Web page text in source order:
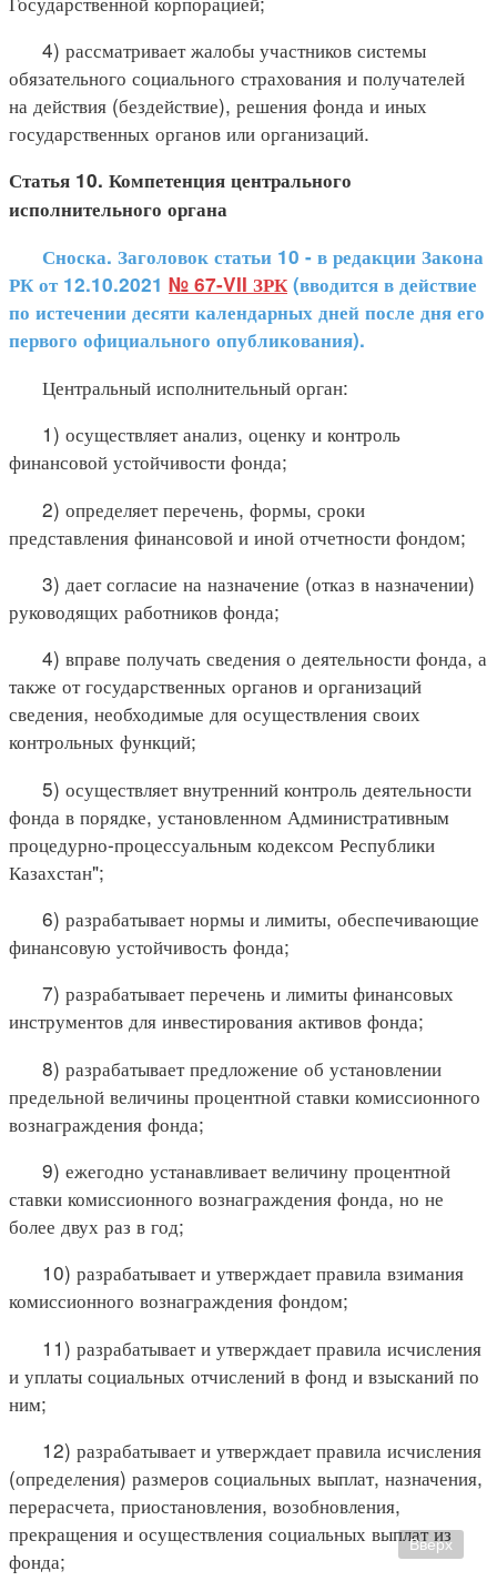
4) рассматривает жалобы участников системы
обязательного социального страхования и получателей
на действия (бездействие), решения фонда и иных
государственных органов или организаций.
Статья 10. Компетенция центрального
исполнительного органа
Сноска. Заголовок статьи 10 - в редакции Закона
РК от 12.10.2021 № 67-VII ЗРК (вводится в действие
по истечении десяти календарных дней после дня его
первого официального опубликования).
Центральный исполнительный орган:
1) осуществляет анализ, оценку и контроль
финансовой устойчивости фонда;
2) определяет перечень, формы, сроки
представления финансовой и иной отчетности фондом;
3) дает согласие на назначение (отказ в назначении)
руководящих работников фонда;
4) вправе получать сведения о деятельности фонда, а
также от государственных органов и организаций
сведения, необходимые для осуществления своих
контрольных функций;
5) осуществляет внутренний контроль деятельности
фонда в порядке, установленном Административным
процедурно-процессуальным кодексом Республики
Казахстан";
6) разрабатывает нормы и лимиты, обеспечивающие
финансовую устойчивость фонда;
7) разрабатывает перечень и лимиты финансовых
инструментов для инвестирования активов фонда;
8) разрабатывает предложение об установлении
предельной величины процентной ставки комиссионного
вознаграждения фонда;
9) ежегодно устанавливает величину процентной
ставки комиссионного вознаграждения фонда, но не
более двух раз в год;
10) разрабатывает и утверждает правила взимания
комиссионного вознаграждения фондом;
11) разрабатывает и утверждает правила исчисления
и уплаты социальных отчислений в фонд и взысканий по
ним;
12) разрабатывает и утверждает правила исчисления
(определения) размеров социальных выплат, назначения,
перерасчета, приостановления, возобновления,
прекращения и осуществления социальных выплат из
фонда;
Вверх